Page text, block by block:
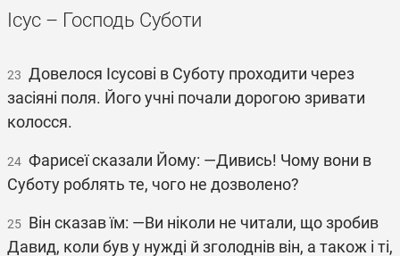
Ісус – Господь Суботи
23 Довелося Ісусові в Суботу проходити через
засіяні поля. Його учні почали дорогою зривати
колосся.
24 Фарисеї сказали Йому: ―Дивись! Чому вони в
Суботу роблять те, чого не дозволено?
25 Він сказав їм: ―Ви ніколи не читали, що зробив
Давид, коли був у нужді й зголоднів він, а також і ті,